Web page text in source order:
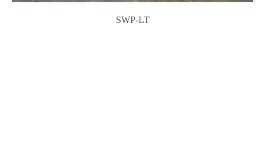
SWP-LT